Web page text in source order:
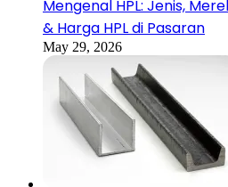
Mengenal HPL: Jenis,
& Harga HPL di Pasaran
May 29, 2026